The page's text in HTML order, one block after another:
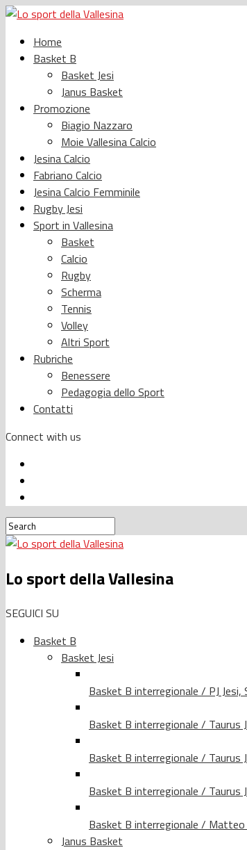
Home
Basket B
Basket Jesi
Janus Basket
Promozione
Biagio Nazzaro
Moie Vallesina Calcio
Jesina Calcio
Fabriano Calcio
Jesina Calcio Femminile
Rugby Jesi
Sport in Vallesina
Basket
Calcio
Rugby
Scherma
Tennis
Volley
Altri Sport
Rubriche
Benessere
Pedagogia dello Sport
Contatti
Connect with us
Lo sport della Vallesina
SEGUICI SU
Basket B
Basket Jesi
Basket B interregionale / PJ
Basket B interregionale / Taurus
Basket B interregionale / Taurus
Basket B interregionale / Taurus
Basket B interregionale / Matteo
Janus Basket